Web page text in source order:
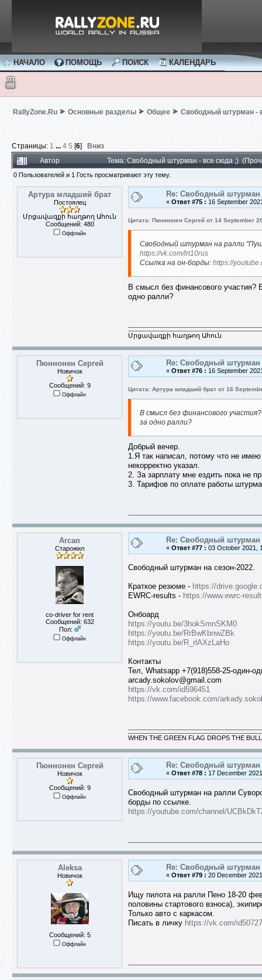
НАЧАЛО ПОМОЩЬ ПОИСК КАЛЕНДАРЬ
RallyZone.Ru Основные разделы Общее Свободный штурман -
Страницы: 1 ... 4 5 [6] Вниз
Автор
Тема: Свободный штурман - все сюда ;)
0 Пользователей и 1 Гость просматривают эту тему.
Артура младший брат
Постоялец
Մրցավազքի հաղթող Ահուն
Сообщений: 480
Оффлайн
Re: Свободный штурман
« Ответ #75 : 16 September
Цитата: Пюннонен Сергей от 14 September
Свободный штурман на ралли
https://vk.com/lrt10rus
Ссылка на он-борды: https://
В смысл без финансового участия?
одно ралли?
Մրցավազքի հաղթող Ահուն
Пюннонен Сергей
Новичок
Сообщений: 9
Оффлайн
Re: Свободный штурман
« Ответ #76 : 16 September
Цитата: Артура младший брат от 16
В смысл без финансового
за одно ралли?
Добрый вечер.
1.Я так написал, потому что не
некорректно указал.
2. За зарплату мне ездить пока не
3. Тарифов по оплате работы
Arcan
Старожил
co-driver for rent
Сообщений: 632
Пол:
Оффлайн
Re: Свободный штурман
« Ответ #77 : 03 October 2021,
Свободный штурман на cезон-2022.
Краткое резюме - https://
EWRC-results - https://www.ewrc-
Онбоард
https://youtu.be/3hokSmnSKM0
https://youtu.be/RrBwKbnwZBk
https://youtu.be/R_rlAXzLaHo
Контакты
Тел, Whatsapp +7(918)558-25-один-
arcady.sokolov@gmail.com
https://vk.com/id596451
https://www.facebook.com/
WHEN THE GREEN FLAG DROPS THE
Пюннонен Сергей
Новичок
Сообщений: 9
Оффлайн
Re: Свободный штурман
« Ответ #78 : 17 December
Свободный штурман на ралли
борды по ссылке.
https://youtube.com/channel/
Aleksa
Новичок
Сообщений: 5
Оффлайн
Re: Свободный штурман
« Ответ #79 : 20 December
Ищу пилота на ралли Пено 18-20
половины стартового взноса),
Только авто с каркасом.
Писать в личку https://vk.com/